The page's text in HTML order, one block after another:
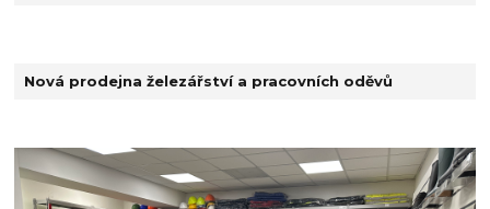
Nová prodejna železářství a pracovních oděvů